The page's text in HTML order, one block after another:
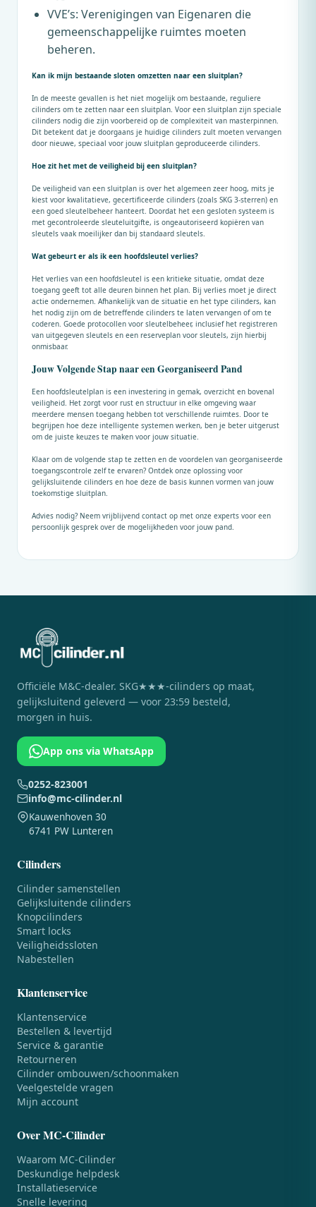
VVE’s: Verenigingen van Eigenaren die
gemeenschappelijke ruimtes moeten
beheren.
Kan ik mijn bestaande sloten omzetten naar een sluitplan?
In de meeste gevallen is het niet mogelijk om bestaande, reguliere
cilinders om te zetten naar een sluitplan. Voor een sluitplan zijn speciale
cilinders nodig die zijn voorbereid op de complexiteit van masterpinnen.
Dit betekent dat je doorgaans je huidige cilinders zult moeten vervangen
door nieuwe, speciaal voor jouw sluitplan geproduceerde cilinders.
Hoe zit het met de veiligheid bij een sluitplan?
De veiligheid van een sluitplan is over het algemeen zeer hoog, mits je
kiest voor kwalitatieve, gecertificeerde cilinders (zoals SKG 3-sterren) en
een goed sleutelbeheer hanteert. Doordat het een gesloten systeem is
met gecontroleerde sleuteluitgifte, is ongeautoriseerd kopiëren van
sleutels vaak moeilijker dan bij standaard sleutels.
Wat gebeurt er als ik een hoofdsleutel verlies?
Het verlies van een hoofdsleutel is een kritieke situatie, omdat deze
toegang geeft tot alle deuren binnen het plan. Bij verlies moet je direct
actie ondernemen. Afhankelijk van de situatie en het type cilinders, kan
het nodig zijn om de betreffende cilinders te laten vervangen of om te
coderen. Goede protocollen voor sleutelbeheer, inclusief het registreren
van uitgegeven sleutels en een reserveplan voor sleutels, zijn hierbij
onmisbaar.
Jouw Volgende Stap naar een Georganiseerd Pand
Een hoofdsleutelplan is een investering in gemak, overzicht en bovenal
veiligheid. Het zorgt voor rust en structuur in elke omgeving waar
meerdere mensen toegang hebben tot verschillende ruimtes. Door te
begrijpen hoe deze intelligente systemen werken, ben je beter uitgerust
om de juiste keuzes te maken voor jouw situatie.
Klaar om de volgende stap te zetten en de voordelen van georganiseerde
toegangscontrole zelf te ervaren? Ontdek onze oplossing voor
gelijksluitende cilinders en hoe deze de basis kunnen vormen van jouw
toekomstige sluitplan.
Advies nodig? Neem vrijblijvend contact op met onze experts voor een
persoonlijk gesprek over de mogelijkheden voor jouw pand.
Officiële M&C-dealer. SKG★★★-cilinders op maat,
gelijksluitend geleverd — voor 23:59 besteld,
morgen in huis.
App ons via WhatsApp
0252-823001
info@mc-cilinder.nl
Kauwenhoven 30
6741 PW Lunteren
Cilinders
Cilinder samenstellen
Gelijksluitende cilinders
Knopcilinders
Smart locks
Veiligheidssloten
Nabestellen
Klantenservice
Klantenservice
Bestellen & levertijd
Service & garantie
Retourneren
Cilinder ombouwen/schoonmaken
Veelgestelde vragen
Mijn account
Over MC-Cilinder
Waarom MC-Cilinder
Deskundige helpdesk
Installatieservice
Snelle levering